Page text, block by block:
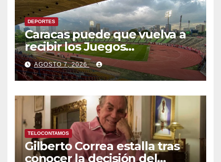
DEPORTES
Caracas puede que vuelva a
recibir los Juegos
Centroamericanos y del
Caribe tras mas de 70 años
AGOSTO 7, 2026
TELOCONTAMOS
Gilberto Correa estalla tras
conocer la decisión del